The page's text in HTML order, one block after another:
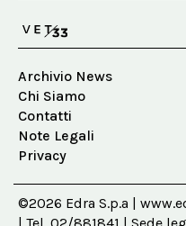
Archivio News
Chi Siamo
Contatti
Note Legali
Privacy
©2026 Edra S.p.a |